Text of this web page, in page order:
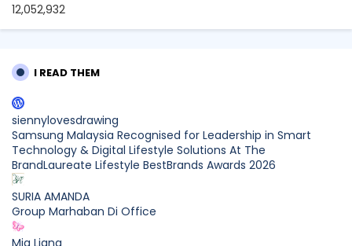
12,052,932
I READ THEM
siennylovesdrawing
Samsung Malaysia Recognised for Leadership in Smart
Technology & Digital Lifestyle Solutions At The
BrandLaureate Lifestyle BestBrands Awards 2026
SURIA AMANDA
Group Marhaban Di Office
Mia Liana